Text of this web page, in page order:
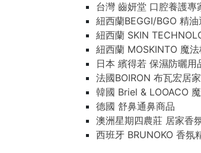
台灣 齒妍堂 口腔養護專
紐西蘭BEGGI/BGO 精
紐西蘭 SKIN
紐西蘭 MOSKINTO 魔法
日本 繽得若 保濕防曬用
法國BOIRON 布瓦宏居
韓國 Briel & LOOACO
德國 舒鼻通鼻商品
澳洲星期四農莊 居家香
西班牙 BRUNOKO 香氛